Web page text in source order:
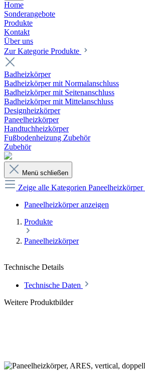
Home
Sonderangebote
Produkte
Kontakt
Über uns
Zur Kategorie Produkte
Badheizkörper
Badheizkörper mit Normalanschluss
Badheizkörper mit Seitenanschluss
Badheizkörper mit Mittelanschluss
Designheizkörper
Paneelheizkörper
Handtuchheizkörper
Fußbodenheizung Zubehör
Zubehör
Menü schließen
Zeige alle Kategorien Paneelheizkörper
Paneelheizkörper anzeigen
Produkte
Paneelheizkörper
Technische Details
Technische Daten
Weitere Produktbilder